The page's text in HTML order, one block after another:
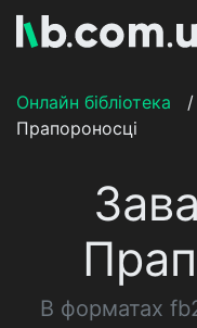
Онлайн бібліотека
/
Прапороносці
В форматах